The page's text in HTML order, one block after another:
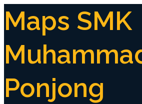
Maps SMK
Ponjong